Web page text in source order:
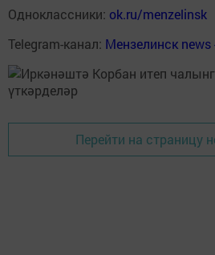
Одноклассники: ok.ru/menzelinsk
Telegram-канал: Мензелинск
Перейти на страницу